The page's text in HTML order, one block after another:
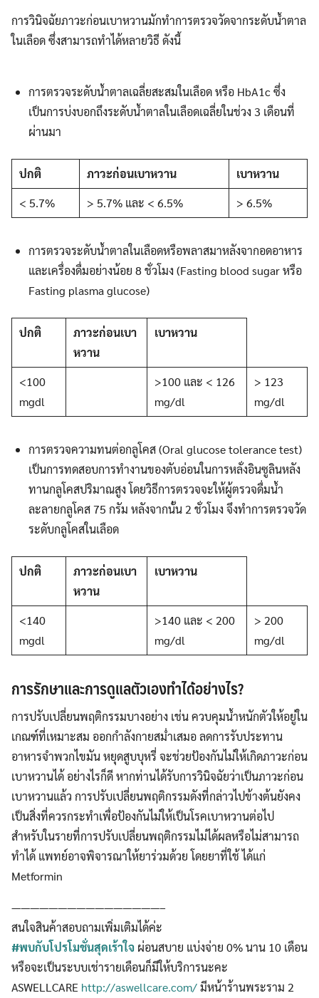
การวินิจฉัยภาวะก่อนเบาหวานมักทำการตรวจวัดจากระดับน้ำตาล
ในเลือด ซึ่งสามารถทำได้หลายวิธี ดังนี้
การตรวจระดับน้ำตาลเฉลี่ยสะสมในเลือด หรือ HbA1c ซึ่ง
เป็นการบ่งบอกถึงระดับน้ำตาลในเลือดเฉลี่ยในช่วง 3 เดือนที่
ผ่านมา
ปกติ ภาวะก่อนเบาหวาน
เบาหวาน
< 5.7%
> 5.7% และ < 6.5% > 6.5%
การตรวจระดับน้ำตาลในเลือดหรือพลาสมาหลังจากอดอาหาร
และเครื่องดื่มอย่างน้อย 8 ชั่วโมง (Fasting blood sugar หรือ
Fasting plasma glucose)
ปกติ
ภาวะก่อนเบา
หวาน
เบาหวาน
<100
mgdl
>100 และ < 126
mg/dl
> 123
mg/dl
การตรวจความทนต่อกลูโคส (Oral glucose tolerance test)
เป็นการทดสอบการทำงานของตับอ่อนในการหลั่งอินซูลินหลัง
ทานกลูโคสปริมาณสูง โดยวิธีการตรวจจะให้ผู้ตรวจดื่มน้ำ
ละลายกลูโคส 75 กรัม หลังจากนั้น 2 ชั่วโมง จึงทำการตรวจวัด
ระดับกลูโคสในเลือด
ปกติ
ภาวะก่อนเบา
หวาน
เบาหวาน
<140
mgdl
>140 และ < 200
mg/dl
> 200
mg/dl
การรักษาและการดูแลตัวเองทำได้อย่างไร?
การปรับเปลี่ยนพฤติกรรมบางอย่าง เช่น ควบคุมน้ำหนักตัวให้อยู่ใน
เกณฑ์ที่เหมาะสม ออกกำลังกายสม่ำเสมอ ลดการรับประทาน
อาหารจำพวกไขมัน หยุดสูบบุหรี่ จะช่วยป้องกันไม่ให้เกิดภาวะก่อน
เบาหวานได้ อย่างไรก็ดี หากท่านได้รับการวินิจฉัยว่าเป็นภาวะก่อน
เบาหวานแล้ว การปรับเปลี่ยนพฤติกรรมดังที่กล่าวไปข้างต้นยังคง
เป็นสิ่งที่ควรกระทำเพื่อป้องกันไม่ให้เป็นโรคเบาหวานต่อไป
สำหรับในรายที่การปรับเปลี่ยนพฤติกรรมไม่ได้ผลหรือไม่สามารถ
ทำได้ แพทย์อาจพิจารณาให้ยาร่วมด้วย โดยยาที่ใช้ ได้แก่
Metformin
————————————————–
สนใจสินค้าสอบถามเพิ่มเติมได้ค่ะ
#พบกับโปรโมชั่นสุดเร้าใจ ผ่อนสบาย แบ่งจ่าย 0% นาน 10 เดือน
หรือจะเป็นระบบเช่ารายเดือนก็มีให้บริการนะคะ
ASWELLCARE http://aswellcare.com/มีหน้าร้านพระราม 2